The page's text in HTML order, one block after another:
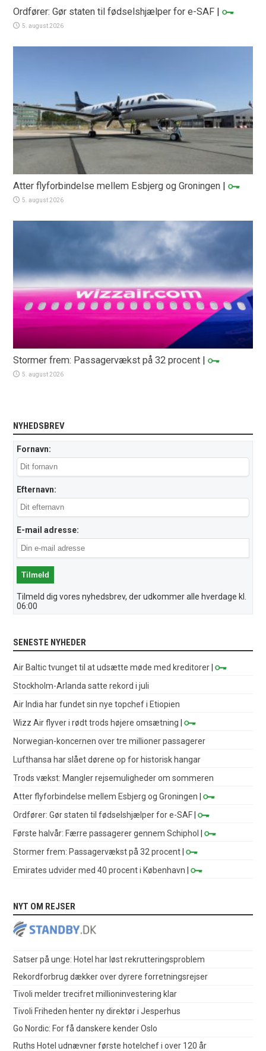
Ordfører: Gør staten til fødselshjælper for e-SAF |
5. august 2026
Atter flyforbindelse mellem Esbjerg og Groningen |
5. august 2026
Stormer frem: Passagervækst på 32 procent |
5. august 2026
NYHEDSBREV
Fornavn:
Efternavn:
E-mail adresse:
Tilmeld dig vores nyhedsbrev, der udkommer alle hverdage kl.
06:00
SENESTE NYHEDER
Air Baltic tvunget til at udsætte møde med kreditorer |
Stockholm-Arlanda satte rekord i juli
Air India har fundet sin nye topchef i Etiopien
Wizz Air flyver i rødt trods højere omsætning |
Norwegian-koncernen over tre millioner passagerer
Lufthansa har slået dørene op for historisk hangar
Trods vækst: Mangler rejsemuligheder om sommeren
Atter flyforbindelse mellem Esbjerg og Groningen |
Ordfører: Gør staten til fødselshjælper for e-SAF |
Første halvår: Færre passagerer gennem Schiphol
|
Stormer frem: Passagervækst på 32 procent |
Emirates udvider med 40 procent i København |
NYT OM REJSER
Satser på unge: Hotel har løst rekrutteringsproblem
Rekordforbrug dækker over dyrere forretningsrejser
Tivoli melder trecifret millioninvestering klar
Tivoli Friheden henter ny direktør i Jesperhus
Go Nordic: For få danskere kender Oslo
Ruths Hotel udnævner første hotelchef i over 120 år